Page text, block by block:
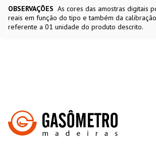
OBSERVAÇÕES As cores das amostras digitais
reais em função do tipo e também da
referente a 01 unidade do produto descrito.